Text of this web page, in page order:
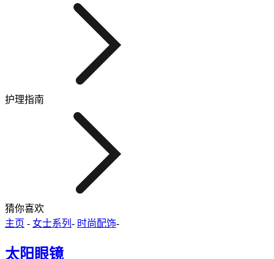
护理指南
猜你喜欢
主页 - 女士系列 - 时尚配饰-
太阳眼镜